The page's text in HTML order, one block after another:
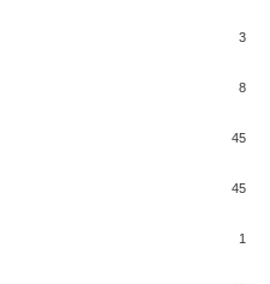
3
8
45
45
1